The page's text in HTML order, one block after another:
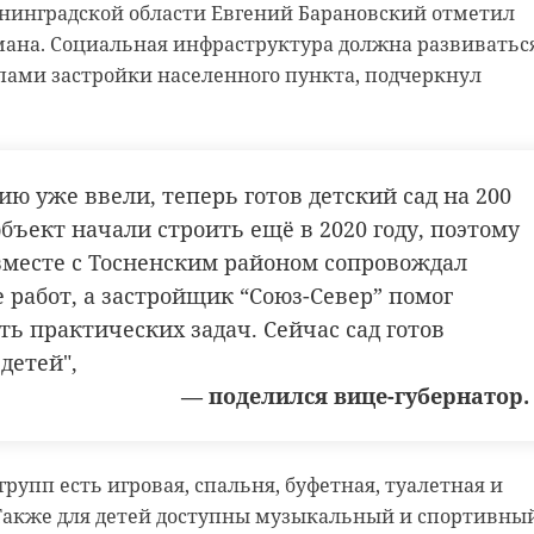
области Евгений Барановский отметил
Социальная инфраструктура должна
застройки населенного пункта, подчеркнул
уже ввели, теперь готов детский сад на 200
начали строить ещё в 2020 году, поэтому
с Тосненским районом сопровождал
а застройщик “Союз-Север” помог
практических задач. Сейчас сад готов
— поделился вице-губернатор.
есть игровая, спальня, буфетная, туалетная и
для детей доступны музыкальный и
МВД РФ по 78 и 47 регионам, предварительно
скорости 40-летним водителем Porsche
из автомобилей перевернулся. Никто из
проводит проверку и устанавливает все
нас в
серым тюленем, которого назвали Пасха. Ластоногая
пузиком, грациозно перевернувшись в воде и
раз на оператора - оценил ли?
пациентка спустя менее 1,5 месяца заметно
Вскоре ее можно будет переводить в общий
завершения реабилитации ее выпустят на волю.
в комментариях пользователи социальной
сети.